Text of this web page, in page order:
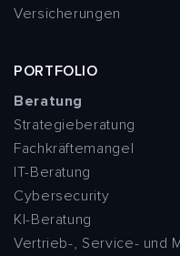
Versicherungen
PORTFOLIO
Beratung
Strategieberatung
Fachkräftemangel
IT-Beratung
Cybersecurity
KI-Beratung
Vertrieb-, Service- und